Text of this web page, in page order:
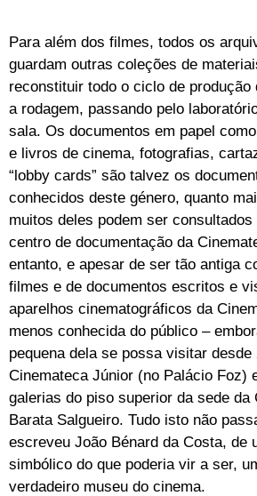
Para além dos filmes, todos os
guardam outras coleções de
reconstituir todo o ciclo de produção
a rodagem, passando pelo
sala. Os documentos em papel
e livros de cinema, fotografias,
“lobby cards” são talvez os
conhecidos deste género, quanto
muitos deles podem ser
centro de documentação da
entanto, e apesar de ser tão antiga
filmes e de documentos escritos e
aparelhos cinematográficos da
menos conhecida do público –
pequena dela se possa visitar desde
Cinemateca Júnior (no Palácio Foz)
galerias do piso superior da sede da
Barata Salgueiro. Tudo isto não
escreveu João Bénard da Costa, de
simbólico do que poderia vir a ser,
verdadeiro museu do cinema.